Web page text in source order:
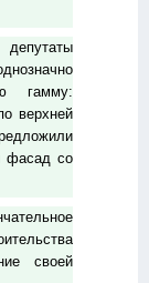
гамму:
верхней
фасад со
своей